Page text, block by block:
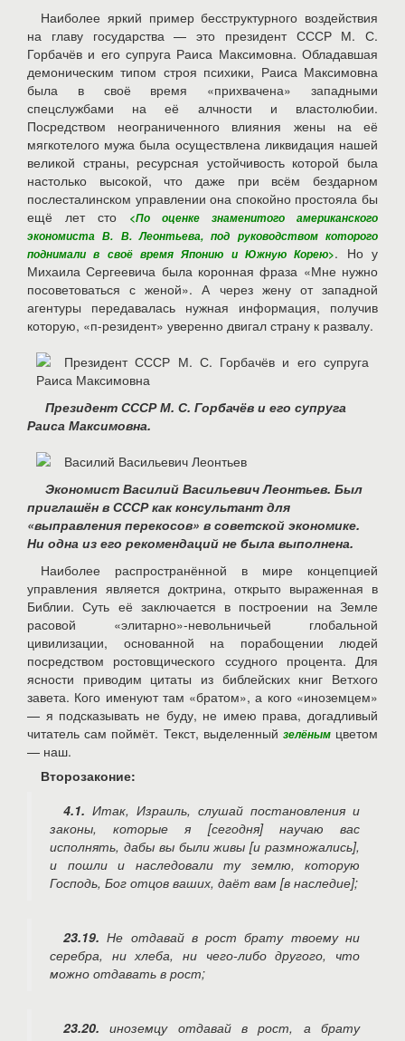
Наиболее яркий пример бесструктурного воздействия
на главу государства — это президент СССР М. С.
Горбачёв и его супруга Раиса Максимовна. Обладавшая
демоническим типом строя психики, Раиса Максимовна
была в своё время «прихвачена» западными
спецслужбами на её алчности и властолюбии.
Посредством неограниченного влияния жены на её
мягкотелого мужа была осуществлена ликвидация нашей
великой страны, ресурсная устойчивость которой была
настолько высокой, что даже при всём бездарном
послесталинском управлении она спокойно простояла бы
ещё лет сто
<По оценке знаменитого американского
экономиста В. В. Леонтьева, под руководством которого
поднимали в своё время Японию и Южную Корею>. Но у
Михаила Сергеевича была коронная фраза «Мне нужно
посоветоваться с женой». А через жену от западной
агентуры передавалась нужная информация, получив
которую, «п-резидент» уверенно двигал страну к развалу.
Президент СССР М. С. Горбачёв и его супруга
Раиса Максимовна.
Экономист Василий Васильевич Леонтьев. Был
приглашён в СССР как консультант для
«выправления перекосов» в советской экономике.
Ни одна из его рекомендаций не была выполнена.
Наиболее распространённой в мире концепцией
управления является доктрина, открыто выраженная в
Библии. Суть её заключается в построении на Земле
расовой «элитарно»-невольничьей глобальной
цивилизации, основанной на порабощении людей
посредством ростовщического ссудного процента. Для
ясности приводим цитаты из библейских книг Ветхого
завета. Кого именуют там «братом», а кого «иноземцем»
— я подсказывать не буду, не имею права, догадливый
читатель сам поймёт. Текст, выделенный зелёнымцветом
— наш.
Второзаконие:
4.1. Итак, Израиль, слушай постановления и
законы, которые я [сегодня] научаю вас
исполнять, дабы вы были живы [и размножались],
и пошли и наследовали ту землю, которую
Господь, Бог отцов ваших, даёт вам [в наследие];
23.19. Не отдавай в рост брату твоему ни
серебра, ни хлеба, ни чего-либо другого, что
можно отдавать в рост;
23.20. иноземцу отдавай в рост, а брату